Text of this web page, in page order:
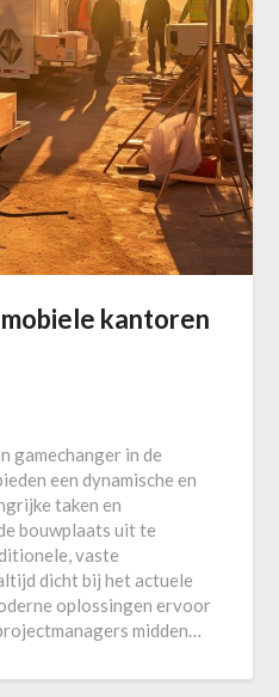
kantoren
gamechanger in de
een dynamische en
taken en
bouwplaats uit te
vaste
dicht bij het actuele
oplossingen ervoor
midden…